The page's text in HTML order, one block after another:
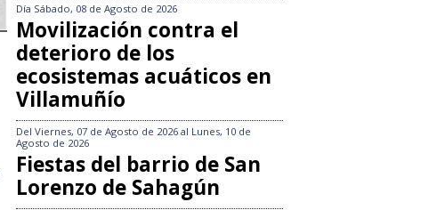
Día Sábado, 08 de Agosto de 2026
Movilización contra el
deterioro de los
ecosistemas acuáticos en
Villamuñío
Del Viernes, 07 de Agosto de 2026 al Lunes, 10 de
Agosto de 2026
Fiestas del barrio de San
Lorenzo de Sahagún